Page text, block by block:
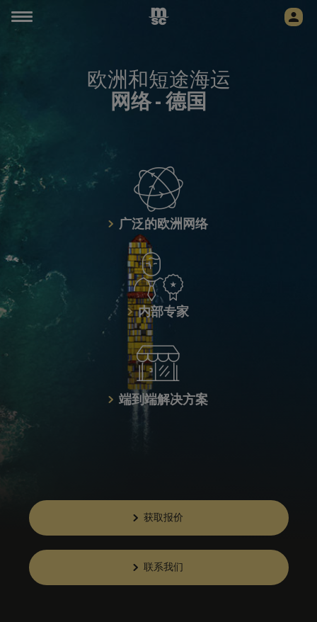
欧洲和短途海运
网络 - 德国
广泛的欧洲网络
内部专家
端到端解决方案
获取报价
联系我们